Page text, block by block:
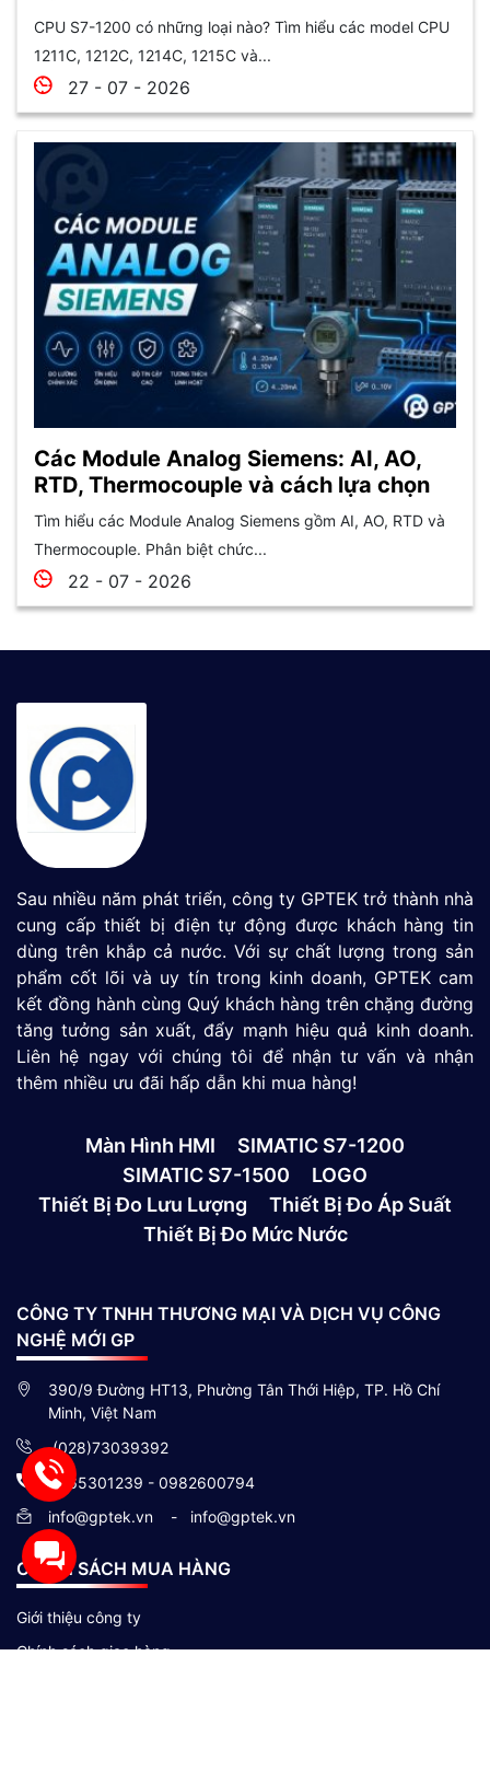
CPU S7-1200 có những loại nào? Tìm hiểu các model CPU
1211C, 1212C, 1214C, 1215C và...
27 - 07 - 2026
Các Module Analog Siemens: AI, AO,
RTD, Thermocouple và cách lựa chọn
Tìm hiểu các Module Analog Siemens gồm AI, AO, RTD và
Thermocouple. Phân biệt chức...
22 - 07 - 2026
Sau nhiều năm phát triển, công ty GPTEK trở thành nhà
cung cấp thiết bị điện tự động được khách hàng tin
dùng trên khắp cả nước. Với sự chất lượng trong sản
phẩm cốt lõi và uy tín trong kinh doanh, GPTEK cam
kết đồng hành cùng Quý khách hàng trên chặng đường
tăng tưởng sản xuất, đẩy mạnh hiệu quả kinh doanh.
Liên hệ ngay với chúng tôi để nhận tư vấn và nhận
thêm nhiều ưu đãi hấp dẫn khi mua hàng!
Màn Hình HMI
SIMATIC S7-1200
SIMATIC S7-1500
LOGO
Thiết Bị Đo Lưu Lượng
Thiết Bị Đo Áp Suất
Thiết Bị Đo Mức Nước
CÔNG TY TNHH THƯƠNG MẠI VÀ DỊCH VỤ CÔNG
NGHỆ MỚI GP
390/9 Đường HT13, Phường Tân Thới Hiệp, TP. Hồ Chí
Minh, Việt Nam
(028)73039392
0865301239 - 0982600794
info@gptek.vn
- info@gptek.vn
CHÍNH SÁCH MUA HÀNG
Giới thiệu công ty
Chính sách giao hàng